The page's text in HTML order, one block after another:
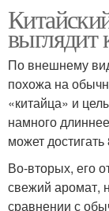
выглядит
По внешнему
похожа на
«китайца» и
намного
может
Во-вторых, его
свежий аромат,
сравнении с